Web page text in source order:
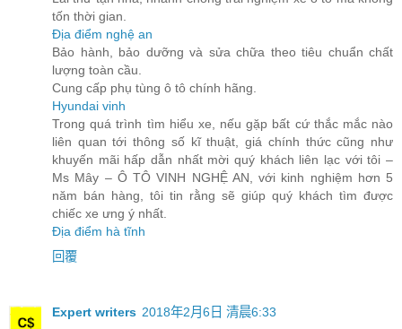
tốn thời gian.
Địa điểm nghệ an
Bảo hành, bảo dưỡng và sửa chữa theo tiêu chuẩn chất
lượng toàn cầu.
Cung cấp phụ tùng ô tô chính hãng.
Hyundai vinh
Trong quá trình tìm hiểu xe, nếu gặp bất cứ thắc mắc nào
liên quan tới thông số kĩ thuật, giá chính thức cũng như
khuyến mãi hấp dẫn nhất mời quý khách liên lạc với tôi –
Ms Mây – Ô TÔ VINH NGHỆ AN, với kinh nghiệm hơn 5
năm bán hàng, tôi tin rằng sẽ giúp quý khách tìm được
chiếc xe ưng ý nhất.
Địa điểm hà tĩnh
回覆
Expert writers 2018年2月6日 清晨6:33